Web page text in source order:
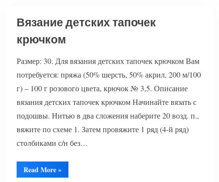
Вязание детских тапочек
крючком
Размер: 30. Для вязания детских тапочек крючком Вам
потребуется: пряжа (50% шерсть, 50% акрил, 200 м/100
г) – 100 г розового цвета, крючок № 3,5. Описание
вязания детских тапочек крючком Начинайте вязать с
подошвы. Нитью в два сложения наберите 20 возд. п.,
вяжите по схеме 1. Затем провяжите 1 ряд (4-й ряд)
столбиками с/н без…
Read More“Вязание
детских
»